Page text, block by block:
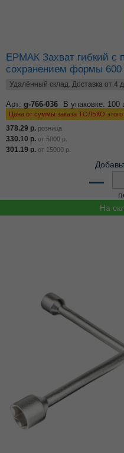
ЕРМАК Захват гибкий с подсветкой и магнитом с
сохранением формы
Удалённый склад. Доставка от 4
Арт: g-766-036 В упаковке: 100
Цена от суммы заказа ТОЛЬКО этого
378.29 р. розница
330.10 р. от 5000 р.
301.19 р. от 15000 р.
–
На